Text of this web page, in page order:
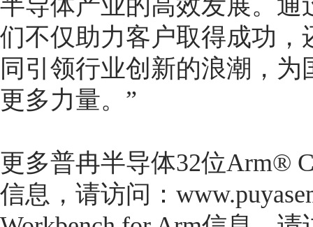
半导体产业的高效发展。
们不仅助力客户取得成功
同引领行业创新的浪潮，
更多力量。”
更多普冉半导体32位Arm®
信息，请访问：